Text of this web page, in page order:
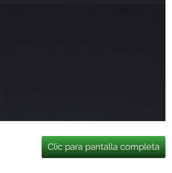
Clic para pantalla completa